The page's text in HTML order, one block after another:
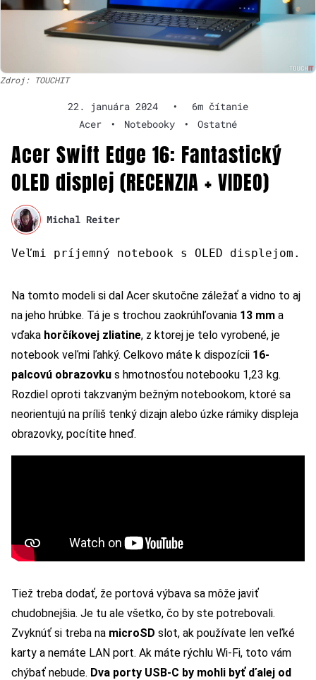
Zdroj: TOUCHIT
22. januára 2024 •
6m čítanie
Acer
• Notebooky • Ostatné
Acer Swift Edge 16: Fantastický
OLED displej (RECENZIA + VIDEO)
Michal Reiter
Veľmi príjemný notebook s OLED displejom.
Na tomto modeli si dal Acer skutočne záležať a vidno to aj
na jeho hrúbke. Tá je s trochou zaokrúhľovania 13 mm a
vďaka horčíkovej zliatine, z ktorej je telo vyrobené, je
notebook veľmi ľahký. Celkovo máte k dispozícii 16-
palcovú obrazovku s hmotnosťou notebooku 1,23 kg.
Rozdiel oproti takzvaným bežným notebookom, ktoré sa
neorientujú na príliš tenký dizajn alebo úzke rámiky displeja
obrazovky, pocítite hneď.
Tiež treba dodať, že portová výbava sa môže javiť
chudobnejšia. Je tu ale všetko, čo by ste potrebovali.
Zvyknúť si treba na microSD slot, ak používate len veľké
karty a nemáte LAN port. Ak máte rýchlu Wi-Fi, toto vám
chýbať nebude. Dva porty USB-C by mohli byť ďalej od